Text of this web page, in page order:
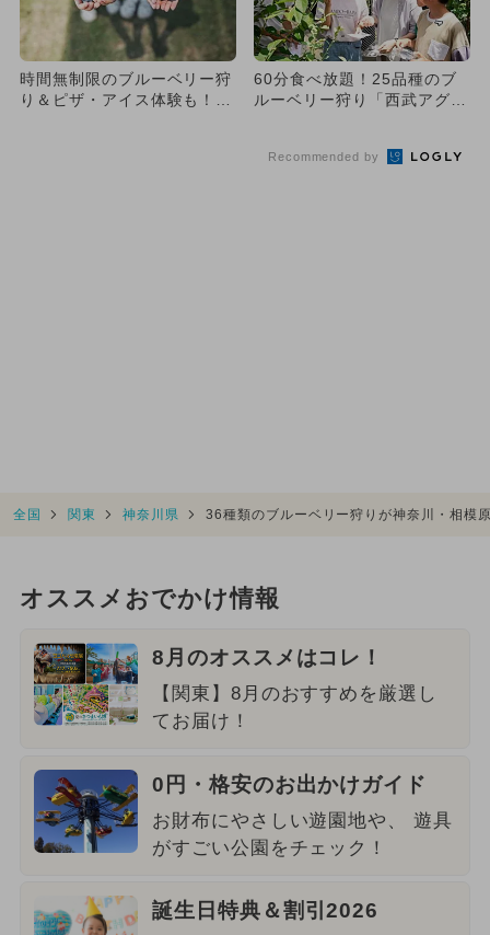
時間無制限のブルーベリー狩
り＆ピザ・アイス体験も！真
60分食べ放題！25品種のブ
ルーベリー狩り「西武アグリ
Recommended by
全国 関東 神奈川県 36種類のブルーベリー狩りが神奈川・相模
オススメおでかけ情報
8月のオススメはコレ！
【関東】8月のおすすめを厳選し
てお届け！
0円・格安のお出かけガイド
お財布にやさしい遊園地や、 遊具
がすごい公園をチェック！
誕生日特典＆割引2026